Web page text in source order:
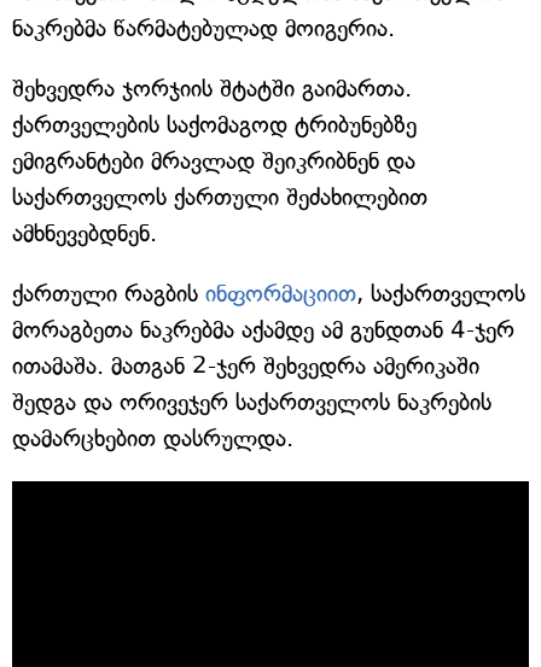
ნაკრებმა წარმატებულად მოიგერია.
შეხვედრა ჯორჯიის შტატში გაიმართა.
ქართველების საქომაგოდ ტრიბუნებზე
ემიგრანტები მრავლად შეიკრიბნენ და
საქართველოს ქართული შეძახილებით
ამხნევებდნენ.
ქართული რაგბის ინფორმაციით, საქართველოს
მორაგბეთა ნაკრებმა აქამდე ამ გუნდთან 4-ჯერ
ითამაშა. მათგან 2-ჯერ შეხვედრა ამერიკაში
შედგა და ორივეჯერ საქართველოს ნაკრების
დამარცხებით დასრულდა.